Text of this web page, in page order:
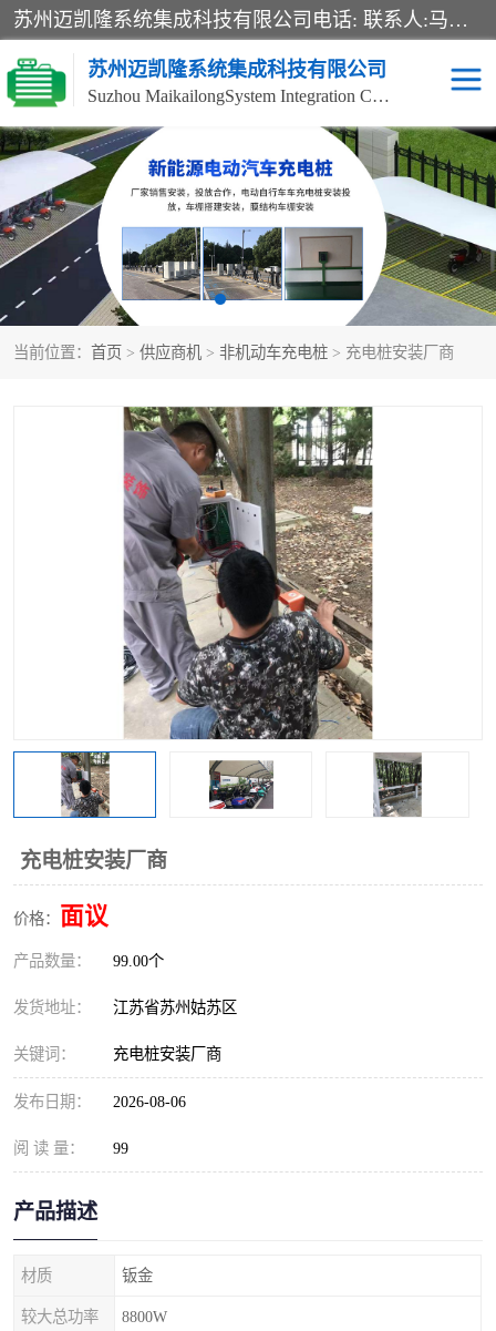
苏州迈凯隆系统集成科技有限公司电话: 联系人:马杰森 销售安装视频监控、报警系统、电话交换机、门禁考勤、巡更系统、呼叫对讲系统、停车场道闸、智能家居、广播系统、综合布线、办公设备、电子商务软件、网络工程、酒店门锁系列 系统集成、VOD视频点播、LED显示屏、节能产品、USP电源、收银机等弱电及智能化项目。
苏州迈凯隆系统集成科技有限公司
Suzhou MaikailongSystem Integration Co., Ltd.
当前位置： 首页 > 供应商机 > 非机动车充电桩 > 充电桩安装厂商
充电桩安装厂商
价格： 面议
产品数量： 99.00个
发货地址： 江苏省苏州姑苏区
关键词： 充电桩安装厂商
发布日期： 2026-08-06
阅 读 量： 99
产品描述
材质 钣金
较大总功率 8800W
非机动车充电桩 电瓶车充电桩
电动自行车充电桩 两轮电动车充电桩
充电桩